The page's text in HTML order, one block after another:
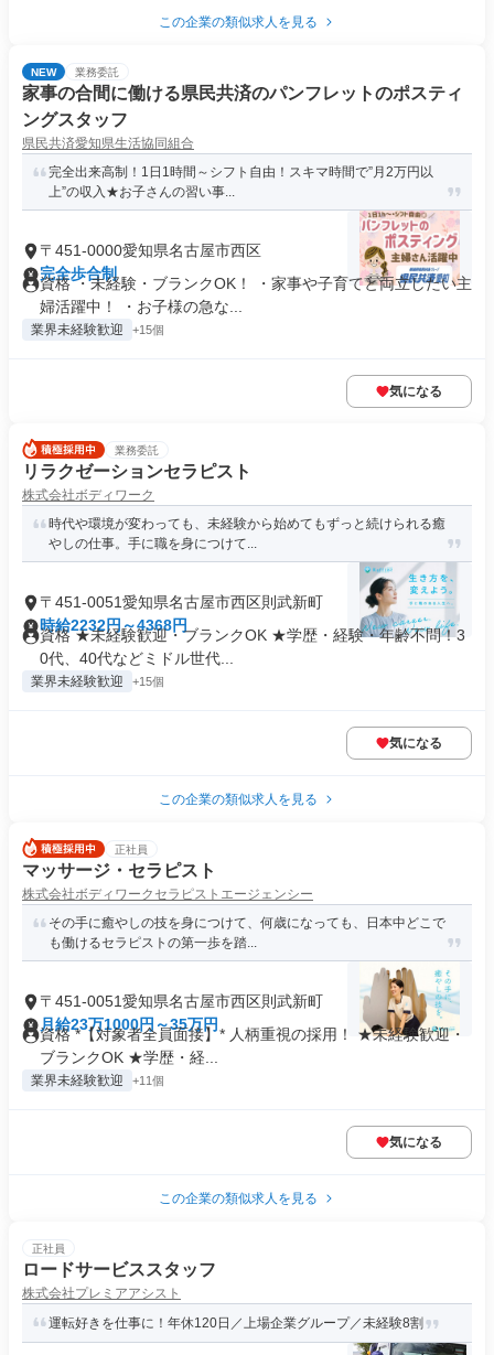
この企業の類似求人を見る
NEW 業務委託
家事の合間に働ける県民共済のパンフレットのポスティ
ングスタッフ
県民共済愛知県生活協同組合
完全出来高制！1日1時間～シフト自由！スキマ時間で”月2万円以
上”の収入★お子さんの習い事...
〒451-0000愛知県名古屋市西区
完全歩合制
資格 ・未経験・ブランクOK！ ・家事や子育てと両立したい主
婦活躍中！ ・お子様の急な...
業界未経験歓迎 +15個
気になる
業務委託
リラクゼーションセラピスト
株式会社ボディワーク
時代や環境が変わっても、未経験から始めてもずっと続けられる癒
やしの仕事。手に職を身につけて...
〒451-0051愛知県名古屋市西区則武新町
時給2232円～4368円
資格 ★未経験歓迎・ブランクOK ★学歴・経験・年齢不問！3
0代、40代などミドル世代...
業界未経験歓迎 +15個
気になる
この企業の類似求人を見る
正社員
マッサージ・セラピスト
株式会社ボディワークセラピストエージェンシー
その手に癒やしの技を身につけて、何歳になっても、日本中どこで
も働けるセラピストの第一歩を踏...
〒451-0051愛知県名古屋市西区則武新町
月給23万1000円～35万円
資格 *【対象者全員面接】* 人柄重視の採用！ ★未経験歓迎・
ブランクOK ★学歴・経...
業界未経験歓迎 +11個
気になる
この企業の類似求人を見る
正社員
ロードサービススタッフ
株式会社プレミアアシスト
運転好きを仕事に！年休120日／上場企業グループ／未経験8割